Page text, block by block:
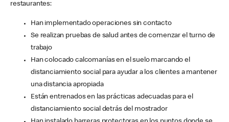
restaurantes:
Han implementado operaciones sin contacto
Se realizan pruebas de salud antes de comenzar el turno de
trabajo
Han colocado calcomanías en el suelo marcando el
distanciamiento social para ayudar a los clientes a mantener
una distancia apropiada
Están entrenados en las prácticas adecuadas para el
distanciamiento social detrás del mostrador